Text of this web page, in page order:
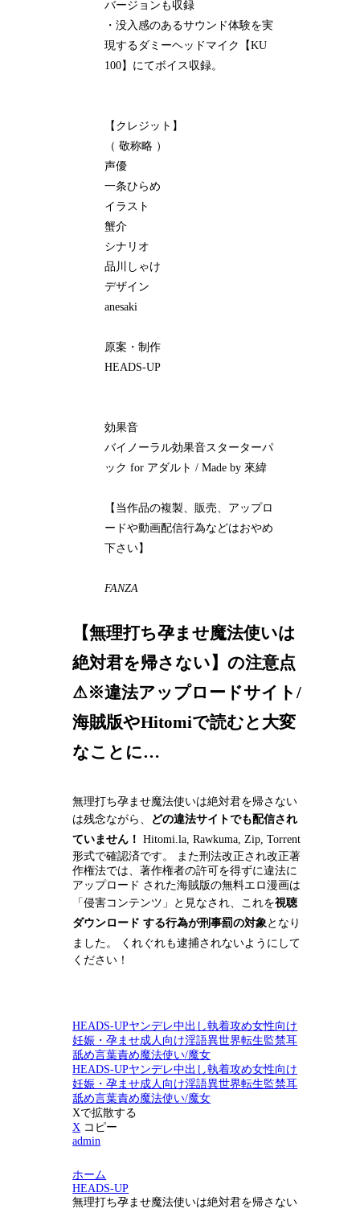
バージョンも収録
・没入感のあるサウンド体験を実
現するダミーヘッドマイク【KU
100】にてボイス収録。
【クレジット】
（ 敬称略 ）
声優
一条ひらめ
イラスト
蟹介
シナリオ
品川しゃけ
デザイン
anesaki
原案・制作
HEADS-UP
効果音
バイノーラル効果音スターターパ
ック for アダルト / Made by 來緯
【当作品の複製、販売、アップロ
ードや動画配信行為などはおやめ
下さい】
FANZA
【無理打ち孕ませ魔法使いは
絶対君を帰さない】の注意点
⚠※違法アップロードサイト/
海賊版やHitomiで読むと大変
なことに…
無理打ち孕ませ魔法使いは絶対君を帰さない
は残念ながら、
どの違法サイトでも配信され
ていません！ Hitomi.la, Rawkuma, Zip, Torrent
形式で確認済です。 また刑法改正され改正著
作権法では、著作権者の許可を得ずに違法に
アップロード された海賊版の無料エロ漫画は
「侵害コンテンツ」と見なされ、これを視聴
ダウンロード する行為が刑事罰の対象となり
ました。 くれぐれも逮捕されないようにして
ください！
HEADS-UPヤンデレ中出し執着攻め女性向け
妊娠・孕ませ成人向け淫語異世界転生監禁耳
舐め言葉責め魔法使い/魔女
HEADS-UPヤンデレ中出し執着攻め女性向け
妊娠・孕ませ成人向け淫語異世界転生監禁耳
舐め言葉責め魔法使い/魔女
Xで拡散する
X コピー
admin
ホーム
HEADS-UP
無理打ち孕ませ魔法使いは絶対君を帰さない